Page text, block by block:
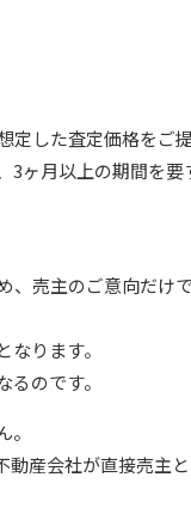
した査定価格をご提
ヶ月以上の期間を
売主のご意向だけ
ります。
のです。
産会社が直接売主